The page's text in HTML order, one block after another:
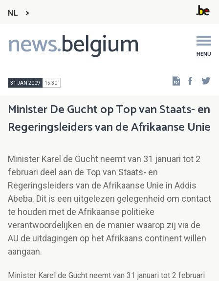
NL
news.belgium MENU
Main
navigation
31 JAN 2009 15:30
Minister De Gucht op Top van Staats- en
Regeringsleiders van de Afrikaanse Unie
Minister Karel de Gucht neemt van 31 januari tot 2
februari deel aan de Top van Staats- en
Regeringsleiders van de Afrikaanse Unie in Addis
Abeba. Dit is een uitgelezen gelegenheid om contact
te houden met de Afrikaanse politieke
verantwoordelijken en de manier waarop zij via de
AU de uitdagingen op het Afrikaans continent willen
aangaan.
Minister Karel de Gucht neemt van 31 januari tot 2 februari